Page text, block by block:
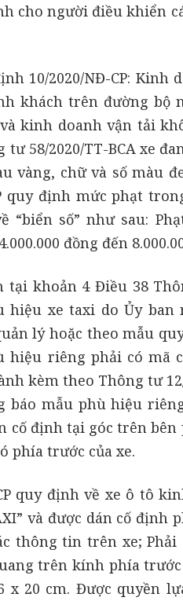
cho người điều khiển
10/2020/NĐ-CP: Kinh
khách trên đường bộ
kinh doanh vận tải
58/2020/TT-BCA xe
chữ và số màu
quy định mức phạt
số” như sau:
đồng đến
khoản 4 Điều 38
hiệu xe taxi do Ủy
lý hoặc theo mẫu
hiệu riêng phải có mã
kèm theo Thông tư
mẫu phù hiệu
cố định tại góc trên
phía trước của xe.
quy định về xe ô tô
và được dán cố
thông tin trên xe;
trên kính phía
x 20 cm. Được quyền